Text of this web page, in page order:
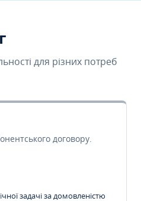
для різних потреб
договору.
задачі за домовленістю